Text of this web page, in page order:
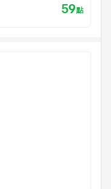
59點